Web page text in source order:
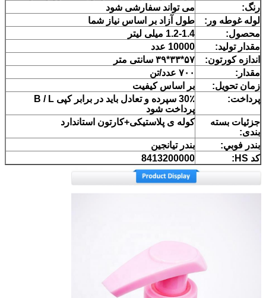
رنگ:
می تواند سفارشی شود
لوله غوطه ور:
طول آزاد بر اساس نياز شما
محصول:
1.2-1.4 میلی لیتر
مقدار تولید:
10000 عدد
اندازه کورتون:
۵۷*۳۳*۳۹ سانتی متر
مقدار:
۷۰۰ عدد/تن
زمان تحویل:
بر اساس کیفیت
پرداخت:
30٪ سپرده و تعادل باید در برابر کپی B / L
پرداخت شود
جزئیات بسته
بندی:
کوله ی پلاستیکی+کارتون استاندارد
بندر فوبي:
بندر تیانجین
کد HS:
8413200000